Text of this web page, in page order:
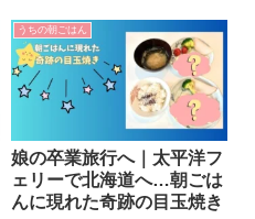
性など、日々のごはんに役立つ簡
単テクをやさしく解説します。
うちの朝ごはん
娘の卒業旅行へ｜太平洋フ
ェリーで北海道へ…朝ごは
んに現れた奇跡の目玉焼き